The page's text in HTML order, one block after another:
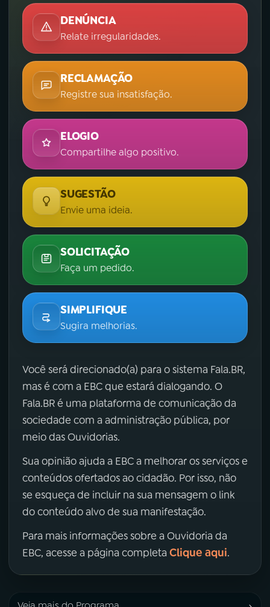
DENÚNCIA
Relate irregularidades.
RECLAMAÇÃO
Registre sua insatisfação.
ELOGIO
Compartilhe algo positivo.
SUGESTÃO
Envie uma ideia.
SOLICITAÇÃO
Faça um pedido.
SIMPLIFIQUE
Sugira melhorias.
Você será direcionado(a) para o sistema Fala.BR,
mas é com a EBC que estará dialogando. O
Fala.BR é uma plataforma de comunicação da
sociedade com a administração pública, por
meio das Ouvidorias.
Sua opinião ajuda a EBC a melhorar os serviços e
conteúdos ofertados ao cidadão. Por isso, não
se esqueça de incluir na sua mensagem o link
do conteúdo alvo de sua manifestação.
Para mais informações sobre a Ouvidoria da
EBC, acesse a página completa Clique aqui.